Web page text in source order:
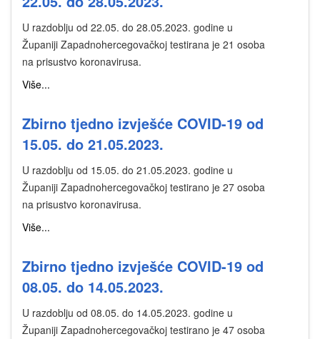
U razdoblju od 22.05. do 28.05.2023. godine u
Županiji Zapadnohercegovačkoj testirana je 21 osoba
na prisustvo koronavirusa.
Više...
Zbirno tjedno izvješće COVID-19 od
15.05. do 21.05.2023.
U razdoblju od 15.05. do 21.05.2023. godine u
Županiji Zapadnohercegovačkoj testirano je 27 osoba
na prisustvo koronavirusa.
Više...
Zbirno tjedno izvješće COVID-19 od
08.05. do 14.05.2023.
U razdoblju od 08.05. do 14.05.2023. godine u
Županiji Zapadnohercegovačkoj testirano je 47 osoba